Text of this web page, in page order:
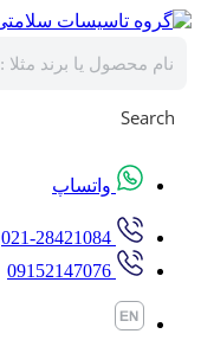
پرش
محتوا
Search
واتساپ
021-28421084
09152147076